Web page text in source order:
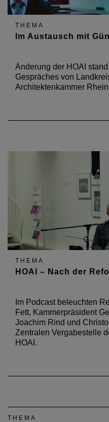
THEMA
Im Austausch mit
Änderung der HOAI
Gespräches von
Architektenkammer
THEMA
HOAI – Nach der
Im Podcast beleuchten
Fett, Kammerpräsident
Joachim Rind und
Zentralen Vergabestelle
HOAI.
THEMA